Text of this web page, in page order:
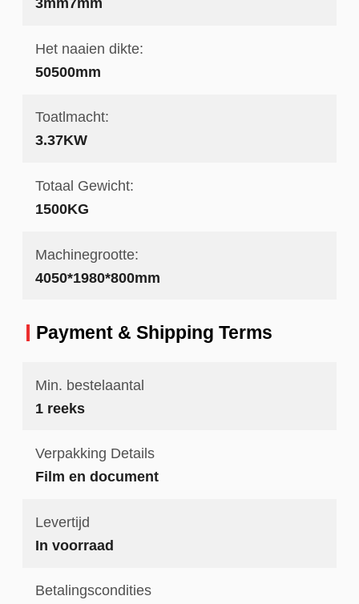
Het naaien dikte:
50500mm
Toatlmacht:
3.37KW
Totaal Gewicht:
1500KG
Machinegrootte:
4050*1980*800mm
Payment & Shipping Terms
Min. bestelaantal
1 reeks
Verpakking Details
Film en document
Levertijd
In voorraad
Betalingscondities